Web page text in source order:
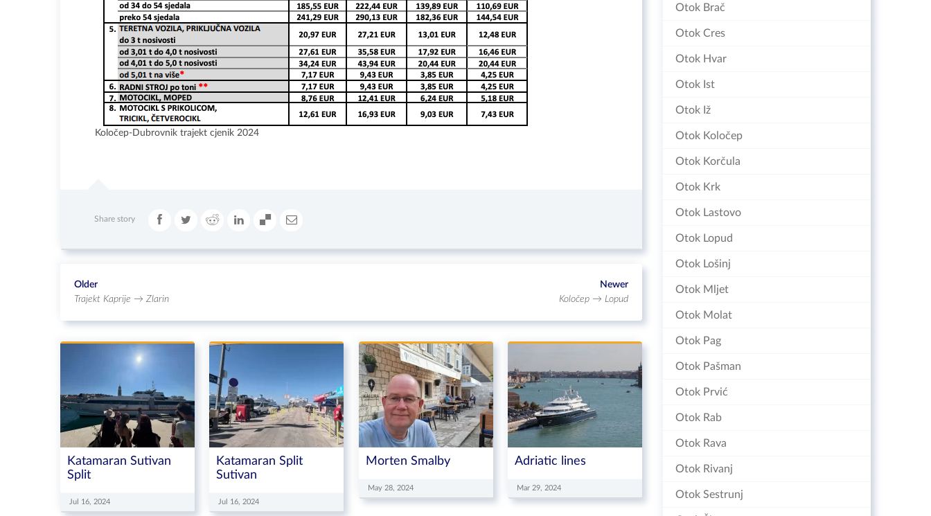
Koločep-Dubrovnik trajekt cjenik 2024
Share story
Older
Trajekt Kaprije → Zlarin
Newer
Koločep → Lopud
Katamaran Sutivan
Split
Jul 16, 2024
Katamaran Split
Sutivan
Jul 16, 2024
Morten Smalby
May 28, 2024
Adriatic lines
Mar 29, 2024
Otok Brač
Otok Cres
Otok Hvar
Otok Ist
Otok Iž
Otok Koločep
Otok Korčula
Otok Krk
Otok Lastovo
Otok Lopud
Otok Lošinj
Otok Mljet
Otok Molat
Otok Pag
Otok Pašman
Otok Prvić
Otok Rab
Otok Rava
Otok Rivanj
Otok Sestrunj